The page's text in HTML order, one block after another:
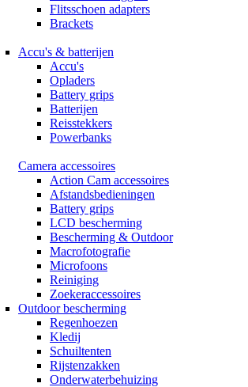
Flitsschoen adapters
Brackets
Accu's & batterijen
Accu's
Opladers
Battery grips
Batterijen
Reisstekkers
Powerbanks
Camera accessoires
Action Cam accessoires
Afstandsbedieningen
Battery grips
LCD bescherming
Bescherming & Outdoor
Macrofotografie
Microfoons
Reiniging
Zoekeraccessoires
Outdoor bescherming
Regenhoezen
Kledij
Schuiltenten
Rijstenzakken
Onderwaterbehuizing